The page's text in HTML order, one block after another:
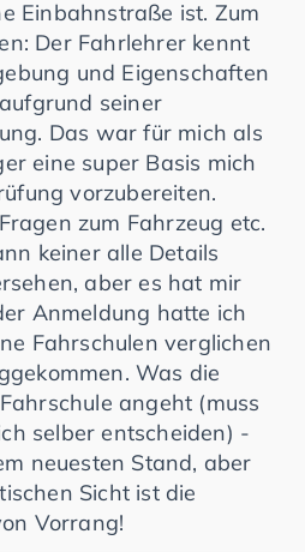
Einbahnstraße ist. Zum
Der Fahrlehrer kennt
und Eigenschaften
seiner
Das war für mich als
eine super Basis mich
vorzubereiten.
zum Fahrzeug etc.
keiner alle Details
aber es hat mir
Anmeldung hatte ich
Fahrschulen verglichen
Was die
angeht (muss
selber entscheiden) -
neuesten Stand, aber
Sicht ist die
Vorrang!